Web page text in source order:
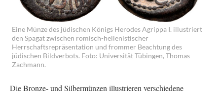
Eine Münze des jüdischen Königs Herodes Agrippa I. illustriert
den Spagat zwischen römisch-hellenistischer
Herrschaftsrepräsentation und frommer Beachtung des
jüdischen Bildverbots. Foto: Universität Tübingen, Thomas
Zachmann.
Die Bronze- und Silbermünzen illustrieren verschiedene